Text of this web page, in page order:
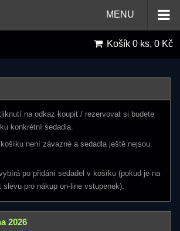
MENU
Košík 0 ks, 0 Kč
na odkaz koupit / rezervovat si budete
konkrétní sedadla.
není závazné a sedadla ještě nejsou
po přidání sedadel v košíku (pokud je na
pro nákup on-line vstupenek).
2026